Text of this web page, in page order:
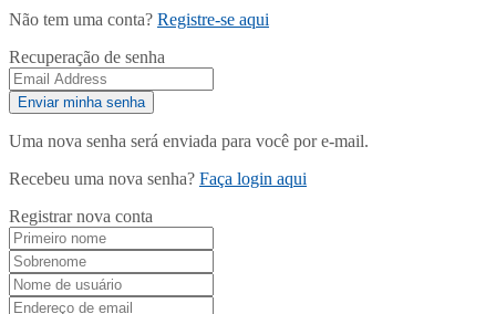
Não tem uma conta? Registre-se aqui
Recuperação de senha
Uma nova senha será enviada para você por e-mail.
Recebeu uma nova senha? Faça login aqui
Registrar nova conta